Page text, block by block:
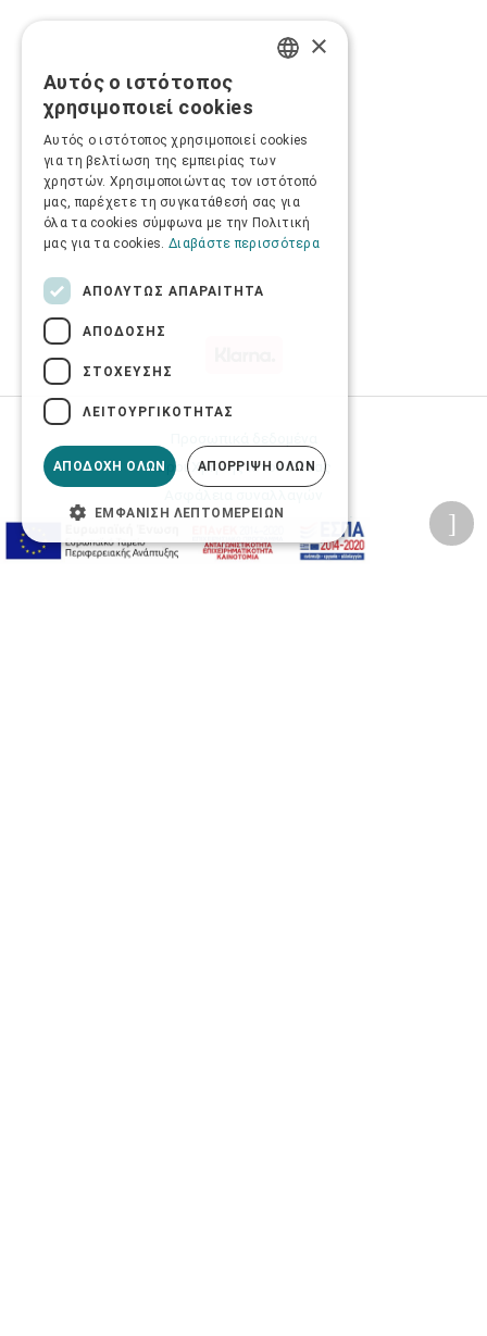
Όροι Χρήσης Ιστοσελίδας
Πολιτική Ασφάλειας Πληροφοριών
×
Αυτός ο ιστότοπος
χρησιμοποιεί cookies
Αυτός ο ιστότοπος χρησιμοποιεί cookies
για τη βελτίωση της εμπειρίας των
χρηστών. Χρησιμοποιώντας τον ιστότοπό
μας, παρέχετε τη συγκατάθεσή σας για
όλα τα cookies σύμφωνα με την Πολιτική
μας για τα cookies. Διαβάστε περισσότερα
ΑΠΟΛΎΤΩΣ ΑΠΑΡΑΊΤΗΤΑ
ΑΠΌΔΟΣΗΣ
ΣΤΌΧΕΥΣΗΣ
ΛΕΙΤΟΥΡΓΙΚΌΤΗΤΑΣ
ΑΠΟΔΟΧΉ ΌΛΩΝ ΑΠΌΡΡΙΨΗ ΌΛΩΝ
ΕΜΦΆΝΙΣΗ ΛΕΠΤΟΜΕΡΕΙΏΝ